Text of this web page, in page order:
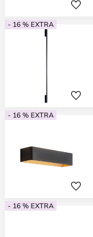
- 16 % EXTRA
- 16 % EXTRA
- 16 % EXTRA